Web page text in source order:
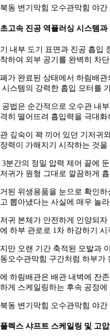
동 변기막힘 오수관막힘 야
고속 진공 역플러싱 시스템
내부 도기 표면과 진공 흡입
하여 외부 공기를 완벽히 차
가 완료된 상태에서 하림배
시스템의 강력한 흡입 모터를
공법은 순간적으로 오수관 내
히 떨어뜨려 흡입력을 극대화
깊숙이 꽉 끼어 있던 기저귀
력이 가해지기 시작하는 것을
3분간의 정밀 압력 제어 끝에
귀가 원형 그대로 깔끔하게
된 위생용품을 눈으로 확인
뽑아냈다는 사실에 매우 놀
귀 본체가 안전하게 인양되
하부 관로로 1차 하강하기 시
만 오랜 기간 축적된 모발과
오수관막힘 구간처럼 하부가
하림배관은 배관 내벽에 잔
게 스케일링하는 후속 공정에
동 변기막힘 오수관막힘 야
렉스 샤프트 스케일링 및 고